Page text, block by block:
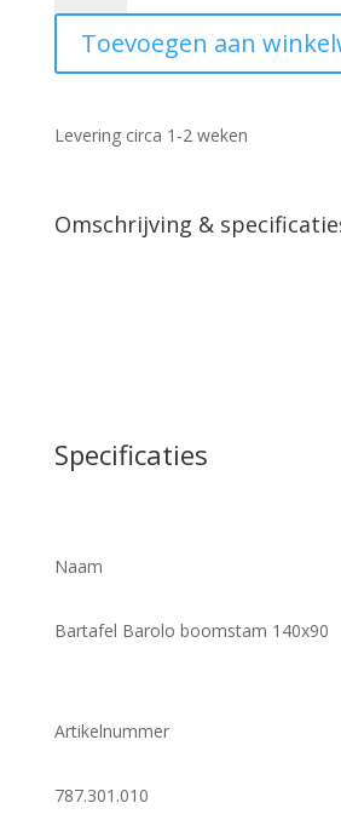
boomstam
140x90
aantal
Toevoegen aan
Levering circa 1-2 weken
Omschrijving &
Specificaties
Naam
Bartafel Barolo boomstam 140x90
Artikelnummer
787.301.010